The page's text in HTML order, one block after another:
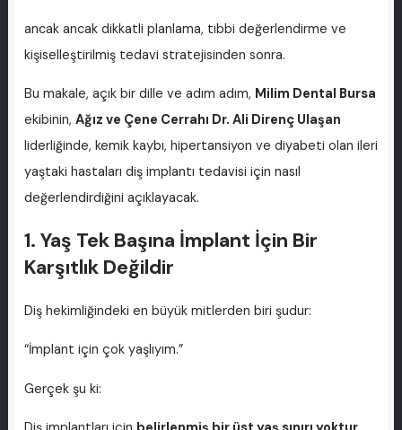
ancak ancak dikkatli planlama, tıbbi değerlendirme ve
kişiselleştirilmiş tedavi stratejisinden sonra.
Bu makale, açık bir dille ve adım adım, Milim Dental Bursa
ekibinin, Ağız ve Çene Cerrahı Dr. Ali Direnç Ulaşan
liderliğinde, kemik kaybı, hipertansiyon ve diyabeti olan ileri
yaştaki hastaları diş implantı tedavisi için nasıl
değerlendirdiğini açıklayacak.
1. Yaş Tek Başına İmplant İçin Bir
Karşıtlık Değildir
Diş hekimliğindeki en büyük mitlerden biri şudur:
“İmplant için çok yaşlıyım.”
Gerçek şu ki: